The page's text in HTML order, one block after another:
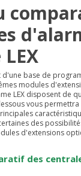
d'une base de
modules
LEX disposent de
vous
des
d'extensions
des